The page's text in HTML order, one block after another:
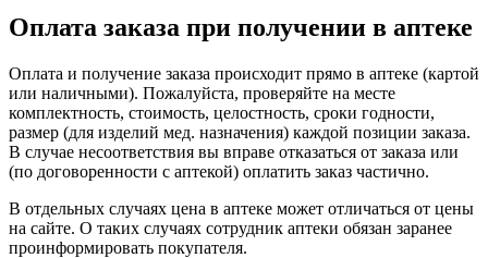
Оплата заказа при получении в аптеке
Оплата и получение заказа происходит прямо в аптеке (картой
или наличными). Пожалуйста, проверяйте на месте
комплектность, стоимость, целостность, сроки годности,
размер (для изделий мед. назначения) каждой позиции заказа.
В случае несоответствия вы вправе отказаться от заказа или
(по договоренности с аптекой) оплатить заказ частично.
В отдельных случаях цена в аптеке может отличаться от цены
на сайте. О таких случаях сотрудник аптеки обязан заранее
проинформировать покупателя.